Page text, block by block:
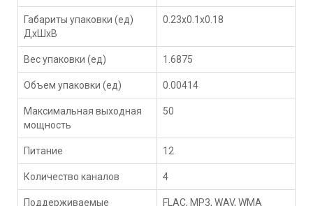
Габариты упаковки (ед)
ДхШхВ
0.23x0.1x0.18
Вес упаковки (ед) 1.6875
Объем упаковки (ед) 0.00414
Максимальная выходная
мощность
50
Питание 12
Количество каналов 4
Поддерживаемые
FLAC, MP3, WAV, WMA